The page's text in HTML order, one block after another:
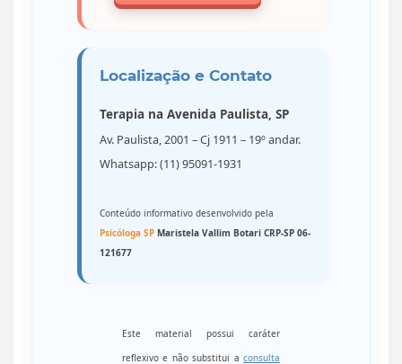
Localização e Contato
Terapia na Avenida Paulista, SP
Av. Paulista, 2001 – Cj 1911 – 19º andar.
Whatsapp: (11) 95091-1931
Conteúdo informativo desenvolvido pela
Psicóloga SP Maristela Vallim Botari CRP-SP 06-
121677
Este material possui caráter
reflexivo e não substitui a consulta